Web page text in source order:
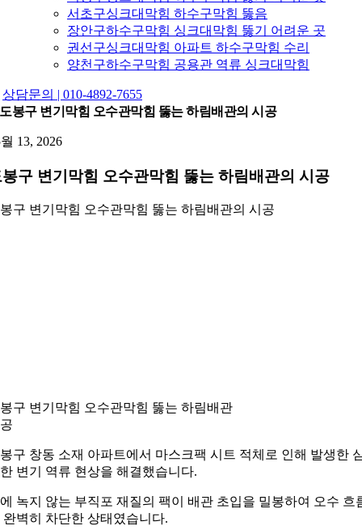
서초구싱크대막힘 하수구막힘 뚫음
장안구하수구막힘 싱크대막힘 뚫기 어려운 곳
권선구싱크대막힘 아파트 하수구막힘 수리
양천구하수구막힘 공용관 역류 싱크대막힘
상담문의 | 010-4892-7655
도봉구 변기막힘 오수관막힘 뚫는 하림배관의 시공
13, 2026
구 변기막힘 오수관막힘 뚫는 하림배관의 시공
구 변기막힘 오수관막힘 뚫는 하림배관의 시공
구 변기막힘 오수관막힘 뚫는 하림배관
구 창동 소재 아파트에서 마스크팩 시트 적체로 인해 발생한
변기 역류 현상을 해결했습니다.
녹지 않는 부직포 재질의 팩이 배관 초입을 밀봉하여 오수 흐
완벽히 차단한 상태였습니다.